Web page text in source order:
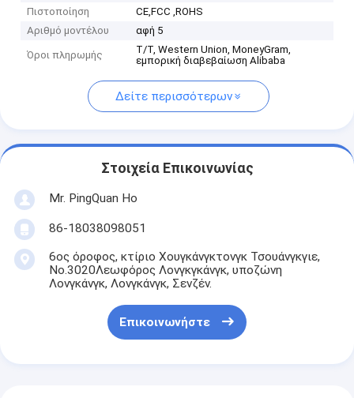
Πιστοποίηση
CE,FCC ,ROHS
Αριθμό μοντέλου
αφή 5
Όροι πληρωμής
T/T, Western Union, MoneyGram,
εμπορική διαβεβαίωση Alibaba
Δείτε περισσότερων
Στοιχεία Επικοινωνίας
Mr. PingQuan Ho
86-18038098051
6ος όροφος, κτίριο Χουγκάνγκτονγκ Τσουάνγκγιε,
Νο.3020Λεωφόρος Λονγκγκάνγκ, υποζώνη
Λονγκάνγκ, Λονγκάνγκ, Σενζέν.
Επικοινωνήστε